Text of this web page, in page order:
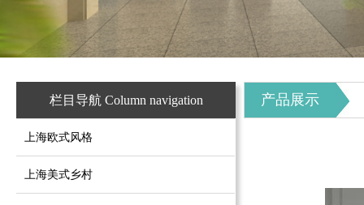
栏目导航 Column navigation
上海欧式风格
上海美式乡村
产品展示